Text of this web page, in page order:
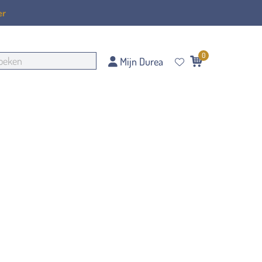
Mijn Durea 0